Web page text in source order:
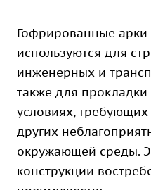
Гофрированные
используются для
инженерных и
также для
условиях,
других
окружающей среды.
конструкции